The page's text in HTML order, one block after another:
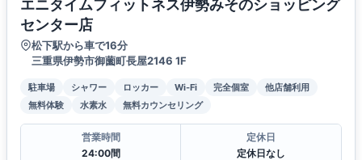
エニタイムフィットネス伊勢みそのショッピング
センター店
松下駅から車で16分
三重県伊勢市御薗町長屋2146 1F
駐車場 シャワー ロッカー Wi-Fi 完全個室
他店舗利用
無料体験
水素水 無料カウンセリング
営業時間
24:00間
定休日
定休日なし